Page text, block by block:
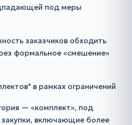
под меры
заказчиков обходить
формальное «смешение»
в рамках ограничений
— «комплект», под
включающие более